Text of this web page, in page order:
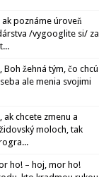
ak poznáme úroveň
/vygooglite si/ za
Boh žehná tým, čo chcú
ale menia svojimi
ak chcete zmenu a
moloch, tak
ho! – hoj, mor ho!